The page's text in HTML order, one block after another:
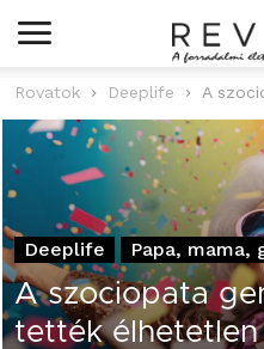
Rovatok Deeplife A szociopata
Deeplife Papa, mama,
A szociopata
tették